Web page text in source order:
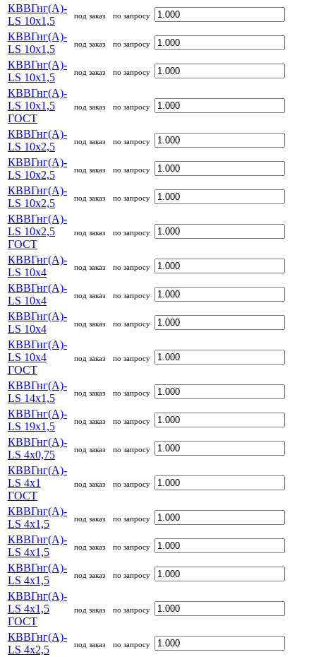
КВВГнг(А)-
LS 10х1,5
под заказ по запросу
КВВГнг(А)-
LS 10х1,5
под заказ по запросу
КВВГнг(А)-
LS 10х1,5
под заказ по запросу
КВВГнг(А)-
LS 10х1,5
ГОСТ
под заказ по запросу
КВВГнг(А)-
LS 10х2,5
под заказ по запросу
КВВГнг(А)-
LS 10х2,5
под заказ по запросу
КВВГнг(А)-
LS 10х2,5
под заказ по запросу
КВВГнг(А)-
LS 10х2,5
ГОСТ
под заказ по запросу
КВВГнг(А)-
LS 10х4
под заказ по запросу
КВВГнг(А)-
LS 10х4
под заказ по запросу
КВВГнг(А)-
LS 10х4
под заказ по запросу
КВВГнг(А)-
LS 10х4
ГОСТ
под заказ по запросу
КВВГнг(А)-
LS 14х1,5
под заказ по запросу
КВВГнг(А)-
LS 19х1,5
под заказ по запросу
КВВГнг(А)-
LS 4х0,75
под заказ по запросу
КВВГнг(А)-
LS 4х1
ГОСТ
под заказ по запросу
КВВГнг(А)-
LS 4х1,5
под заказ по запросу
КВВГнг(А)-
LS 4х1,5
под заказ по запросу
КВВГнг(А)-
LS 4х1,5
под заказ по запросу
КВВГнг(А)-
LS 4х1,5
ГОСТ
под заказ по запросу
КВВГнг(А)-
LS 4х2,5
под заказ по запросу